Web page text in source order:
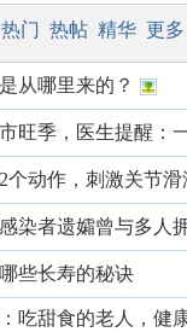
热门 热帖 精华 更多
从哪里来的？
旺季，医生提醒：
个动作，刺激关节滑
染者遗孀曾与多人
些长寿的秘诀
：吃甜食的老人，健